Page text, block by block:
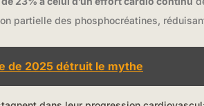
partielle des phosphocréatines,
de 2025 détruit le mythe